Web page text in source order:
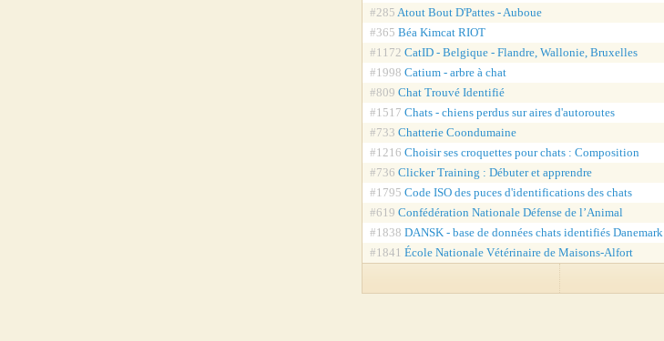
#285 Atout Bout D'Pattes - Auboue
#365 Béa Kimcat RIOT
#1172 CatID - Belgique - Flandre, Wallonie, Bruxelles
#1998 Catium - arbre à chat
#809 Chat Trouvé Identifié
#1517 Chats - chiens perdus sur aires d'autoroutes
#733 Chatterie Coondumaine
#1216 Choisir ses croquettes pour chats : Composition
#736 Clicker Training : Débuter et apprendre
#1795 Code ISO des puces d'identifications des chats
#619 Confédération Nationale Défense de l’Animal
#1838 DANSK - base de données chats identifiés Danemark
#1841 École Nationale Vétérinaire de Maisons-Alfort